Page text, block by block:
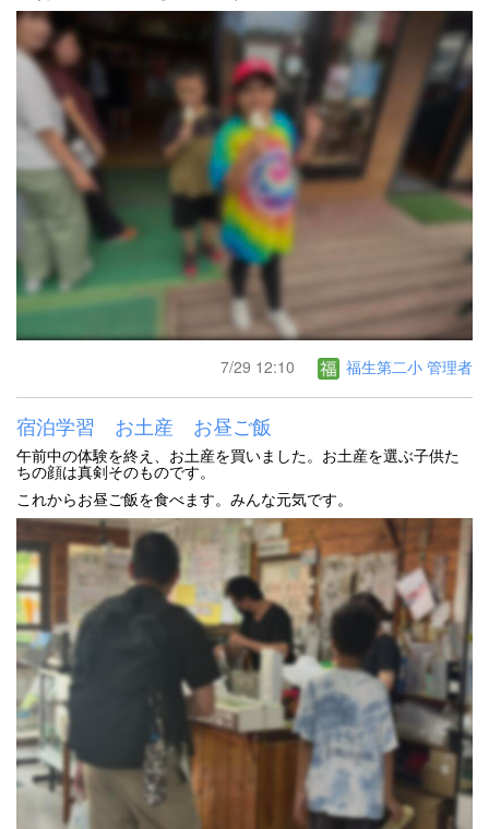
7/29 12:10 福生第二小 管理者
宿泊学習 お土産 お昼ご飯
午前中の体験を終え、お土産を買いました。お土産を選ぶ子供た
ちの顔は真剣そのものです。
これからお昼ご飯を食べます。みんな元気です。